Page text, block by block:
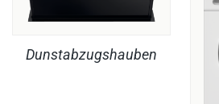
Dunstabzugshauben